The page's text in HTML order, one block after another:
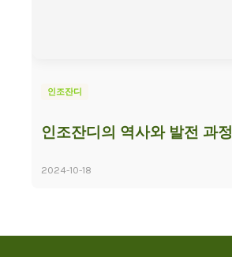
인조잔디
인조잔디의 역사와 발전 과정
2024-10-18